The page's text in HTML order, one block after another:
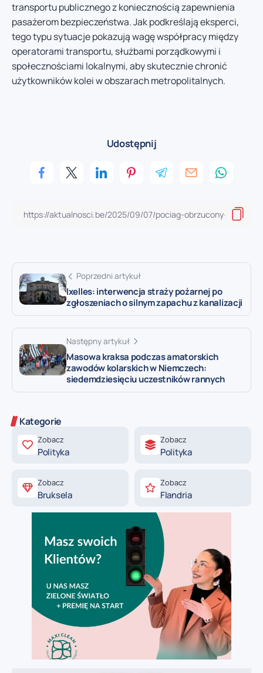
transportu publicznego z koniecznością zapewnienia
pasażerom bezpieczeństwa. Jak podkreślają eksperci,
tego typu sytuacje pokazują wagę współpracy między
operatorami transportu, służbami porządkowymi i
społecznościami lokalnymi, aby skutecznie chronić
użytkowników kolei w obszarach metropolitalnych.
Udostępnij
Poprzedni artykuł
Ixelles: interwencja straży pożarnej po
zgłoszeniach o silnym zapachu z kanalizacji
Następny artykuł
Masowa kraksa podczas amatorskich
zawodów kolarskich w Niemczech:
siedemdziesięciu uczestników rannych
Kategorie
Zobacz
Polityka
Zobacz
Polityka
Zobacz
Bruksela
Zobacz
Flandria